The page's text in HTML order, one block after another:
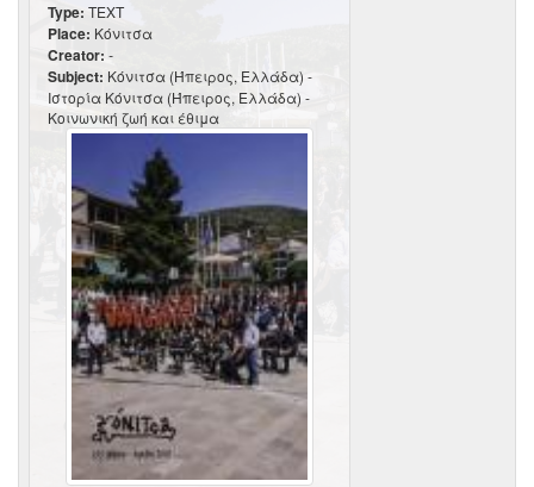
Type: TEXT
Place: Κόνιτσα
Creator: -
Subject: Κόνιτσα (Ήπειρος, Ελλάδα) -
Ιστορία Κόνιτσα (Ήπειρος, Ελλάδα) -
Κοινωνική ζωή και έθιμα